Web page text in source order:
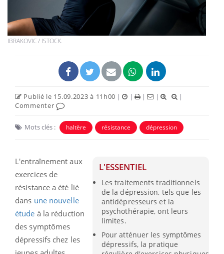
IBRAKOVIC / ISTOCK.
Publié le 15.09.2023 à 11h00 | | | |
|
Commenter
Mots clés : haltère résistance dépression
L'ESSENTIEL
Les traitements traditionnels
de la dépression, tels que les
antidépresseurs et la
psychothérapie, ont leurs
limites.
Pour atténuer les symptômes
dépressifs, la pratique
L'entraînement aux
exercices de
résistance a été lié
dans une nouvelle
étude à la réduction
des symptômes
dépressifs chez les